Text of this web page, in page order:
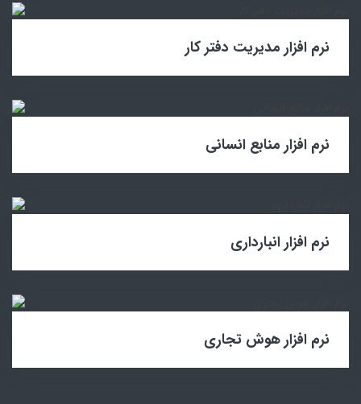
نرم افزار مدیریت دفتر کار
نرم افزار منابع انسانی
نرم افزار انبارداری
نرم افزار هوش تجاری